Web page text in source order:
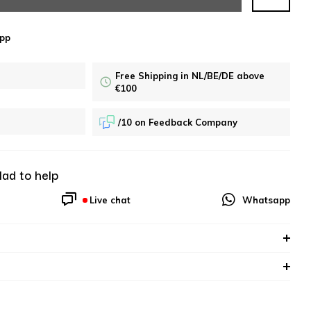
Free Shipping in NL/BE/DE above
€100
/10 on Feedback Company
to help
Live chat Whatsapp